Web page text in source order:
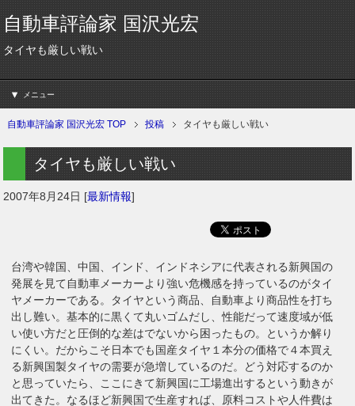
自動車評論家 国沢光宏
タイヤも厳しい戦い
メニュー
自動車評論家 国沢光宏 TOP 投稿 タイヤも厳しい戦い
タイヤも厳しい戦い
2007年8月24日 [最新情報]
台湾や韓国、中国、インド、インドネシアに代表される新興国の
発展を見て自動車メーカーより強い危機感を持っているのがタイ
ヤメーカーである。タイヤという商品、自動車より商品性を打ち
出し難い。基本的に黒くて丸いゴムだし、性能だって速度域が低
い使い方だと圧倒的な差はでないから困ったもの。というか解り
にくい。だからこそ日本でも国産タイヤ１本分の価格で４本買え
る新興国製タイヤの需要が急増しているのだ。どう対応するのか
と思っていたら、ここにきて新興国に工場進出するという動きが
出てきた。なるほど新興国で生産すれば、原料コストや人件費は